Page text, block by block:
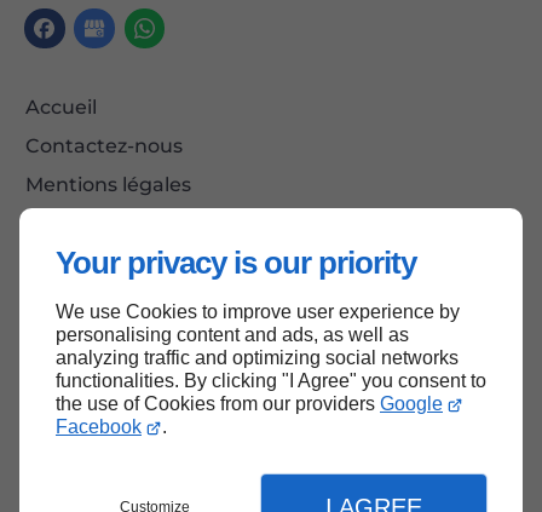
Your privacy is our priority
We use Cookies to improve user experience by
personalising content and ads, as well as
analyzing traffic and optimizing social networks
functionalities. By clicking "I Agree" you consent to
the use of Cookies from our providers Google
Facebook
.
Customize
Accueil
Contactez-nous
Mentions légales
Haut de page